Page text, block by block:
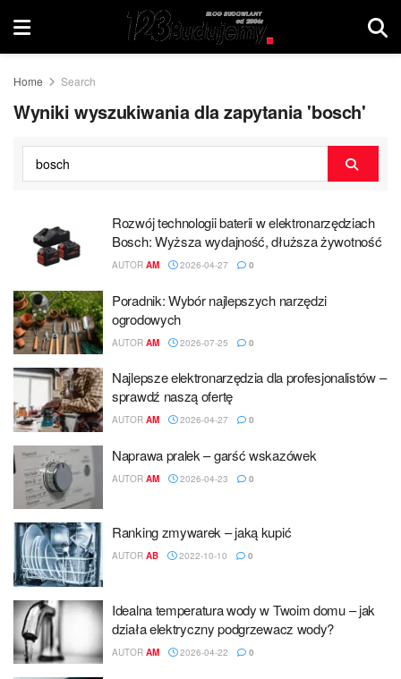
Home Search
Wyniki wyszukiwania dla zapytania 'bosch'
Rozwój technologii baterii w elektronarzędziach
Bosch: Wyższa wydajność, dłuższa żywotność
AUTOR AM 2026-04-27 0
Poradnik: Wybór najlepszych narzędzi
ogrodowych
AUTOR AM 2026-07-25 0
Najlepsze elektronarzędzia dla profesjonalistów –
sprawdź naszą ofertę
AUTOR AM 2026-04-27 0
Naprawa pralek – garść wskazówek
AUTOR AM 2026-04-23 0
Ranking zmywarek – jaką kupić
AUTOR AB 2022-10-10 0
Idealna temperatura wody w Twoim domu – jak
działa elektryczny podgrzewacz wody?
AUTOR AM 2026-04-22 0